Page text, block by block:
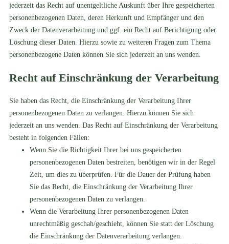
jederzeit das Recht auf unentgeltliche Auskunft über Ihre gespeicherten
personenbezogenen Daten, deren Herkunft und Empfänger und den
Zweck der Datenverarbeitung und ggf. ein Recht auf Berichtigung oder
Löschung dieser Daten. Hierzu sowie zu weiteren Fragen zum Thema
personenbezogene Daten können Sie sich jederzeit an uns wenden.
Recht auf Einschränkung der Verarbeitung
Sie haben das Recht, die Einschränkung der Verarbeitung Ihrer
personenbezogenen Daten zu verlangen. Hierzu können Sie sich
jederzeit an uns wenden. Das Recht auf Einschränkung der Verarbeitung
besteht in folgenden Fällen:
Wenn Sie die Richtigkeit Ihrer bei uns gespeicherten
personenbezogenen Daten bestreiten, benötigen wir in der Regel
Zeit, um dies zu überprüfen. Für die Dauer der Prüfung haben
Sie das Recht, die Einschränkung der Verarbeitung Ihrer
personenbezogenen Daten zu verlangen.
Wenn die Verarbeitung Ihrer personenbezogenen Daten
unrechtmäßig geschah/geschieht, können Sie statt der Löschung
die Einschränkung der Datenverarbeitung verlangen.